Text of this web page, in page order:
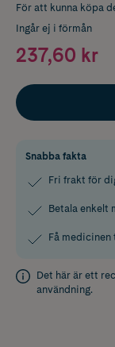
För att kunna köpa
Ingår ej i förmån
237,60 kr
Snabba fakta
Fri frakt för
Betala enkelt
Få
Det här är ett
användning.